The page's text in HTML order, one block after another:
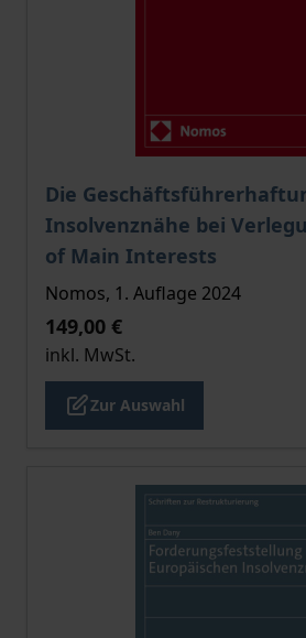
Die
Insolvenznähe bei
of Main Interests
Der Preis dieses Titels richtet
Nomos, 1. Auflage 2024
149,00 €
inkl. MwSt.
Zur Auswahl